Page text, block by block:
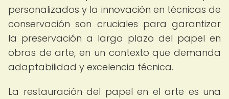
personalizados y la innovación en técnicas de
conservación son cruciales para garantizar
la preservación a largo plazo del papel en
obras de arte, en un contexto que demanda
adaptabilidad y excelencia técnica.
La restauración del papel en el arte es una